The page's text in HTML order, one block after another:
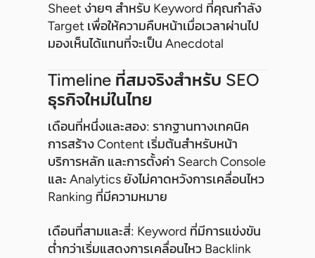
Sheet ง่ายๆ สำหรับ Keyword ที่คุณกำลัง
Target เพื่อให้ความคืบหน้าเมื่อเวลาผ่านไป
มองเห็นได้แทนที่จะเป็น Anecdotal
Timeline ที่สมจริงสำหรับ SEO
ธุรกิจใหม่ในไทย
เดือนที่หนึ่งและสอง: รากฐานทางเทคนิค
การสร้าง Content เริ่มต้นสำหรับหน้า
บริการหลัก และการตั้งค่า Search Console
และ Analytics ยังไม่คาดหวังการเคลื่อนไหว
Ranking ที่มีความหมาย
เดือนที่สามและสี่: Keyword ที่มีการแข่งขัน
ต่ำกว่าเริ่มแสดงการเคลื่อนไหว Backlink